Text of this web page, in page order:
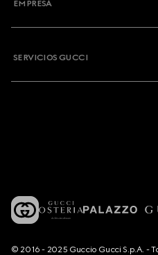
EMPRESA
SERVICIOS GUCCI
© 2016 - 2025 Guccio Gucci S.p.A. -